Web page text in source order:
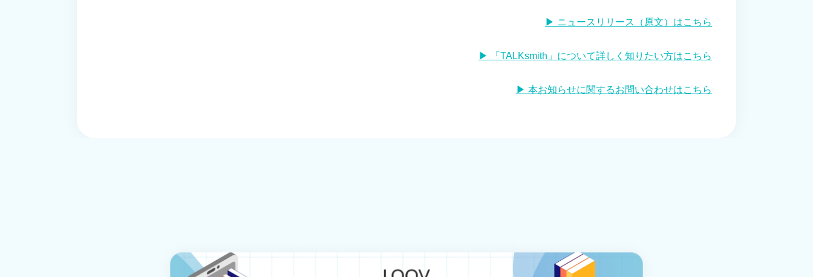
▶︎ ニュースリリース（原文）はこちら
▶︎ 「TALKsmith」について詳しく知りたい方はこちら
▶︎ 本お知らせに関するお問い合わせはこちら